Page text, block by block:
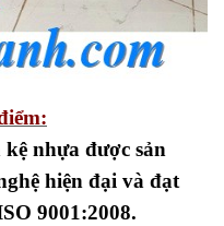
nhựa được sản
hiện đại và đạt
9001:2008.